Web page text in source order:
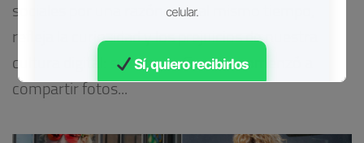
sociales por una razón que, al mismo tiempo,
refleja la curiosidad y los prejuicios de nuestra
cultura digital: su cuerpo. Cuando comenzó a
compartir fotos...
celular.
Sí, quiero recibirlos